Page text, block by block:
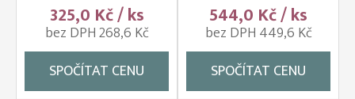
325,0 Kč / ks
bez DPH 268,6 Kč
SPOČÍTAT CENU
544,0 Kč / ks
bez DPH 449,6 Kč
SPOČÍTAT CENU